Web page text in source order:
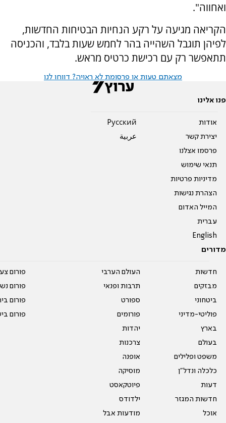
ואחווה".
הקריאה מגיעה על רקע הנחיות הבטיחות החדשות,
לפיהן תוגבל השהייה בהר לחמש שעות בלבד, והכניסה
תתאפשר רק עם רכישת כרטיס מראש.
מצאתם טעות או פרסומת לא ראויה? דווחו לנו
פנו אלינו
אודות
יצירת קשר
פרסמו אצלנו
תנאי שימוש
מדיניות פרטיות
הצהרת נגישות
המייל האדום
עברית
English
Pусский
عربية
מדורים
חדשות
מבזקים
ביטחוני
פוליטי-מדיני
בארץ
בעולם
משפט ופלילים
כלכלה ונדל"ן
דעות
חדשות המגזר
אוכל
העולם הערבי
תרבות ופנאי
ספורט
פורומים
יהדות
צרכנות
אופנה
מוסיקה
פיוטקאסט
ילדודס
מודעות אבל
פורום
פורום
פורום
פורום